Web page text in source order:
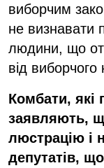
виборчим
не визнавати
людини, що
від виборчого
Комбати,
заявляють,
люстрацію і
депутатів,